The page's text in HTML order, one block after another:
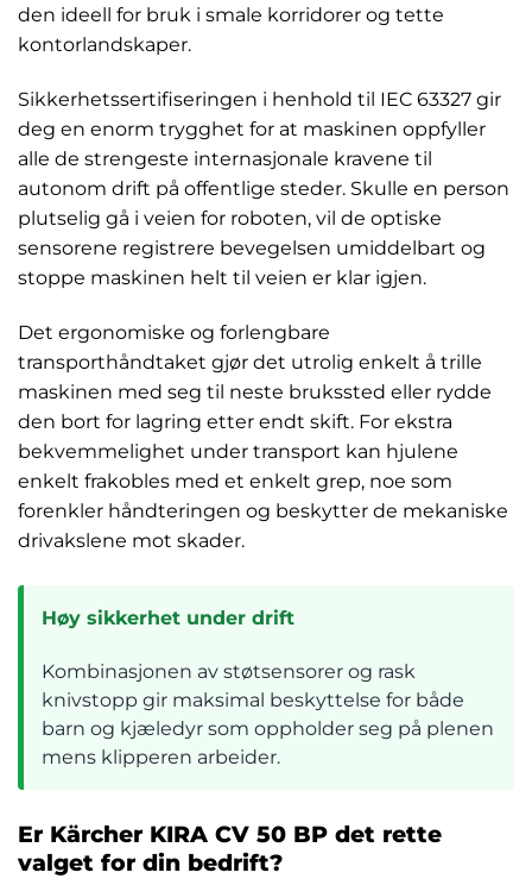
den ideell for bruk i smale korridorer og tette
kontorlandskaper.
Sikkerhetssertifiseringen i henhold til IEC 63327 gir
deg en enorm trygghet for at maskinen oppfyller
alle de strengeste internasjonale kravene til
autonom drift på offentlige steder. Skulle en person
plutselig gå i veien for roboten, vil de optiske
sensorene registrere bevegelsen umiddelbart og
stoppe maskinen helt til veien er klar igjen.
Det ergonomiske og forlengbare
transporthåndtaket gjør det utrolig enkelt å trille
maskinen med seg til neste brukssted eller rydde
den bort for lagring etter endt skift. For ekstra
bekvemmelighet under transport kan hjulene
enkelt frakobles med et enkelt grep, noe som
forenkler håndteringen og beskytter de mekaniske
drivakslene mot skader.
Høy sikkerhet under drift
Kombinasjonen av støtsensorer og rask
knivstopp gir maksimal beskyttelse for både
barn og kjæledyr som oppholder seg på plenen
mens klipperen arbeider.
Er Kärcher KIRA CV 50 BP det rette
valget for din bedrift?